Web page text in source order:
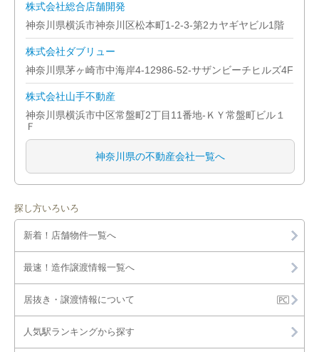
株式会社総合店舗開発
神奈川県横浜市神奈川区松本町1-2-3-第2カヤギヤビル1階
株式会社ダブリュー
神奈川県茅ヶ崎市中海岸4-12986-52-サザンビーチヒルズ4F
株式会社山手不動産
神奈川県横浜市中区常盤町2丁目11番地-ＫＹ常盤町ビル１
Ｆ
神奈川県の不動産会社一覧へ
探し方いろいろ
新着！店舗物件一覧へ
最速！造作譲渡情報一覧へ
居抜き・譲渡情報について
人気駅ランキングから探す